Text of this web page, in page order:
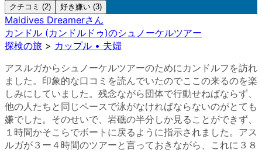
クチコミ (2) 好き嫌い (3)
Maldives Dreamerさん
カンドル (カンドルドゥ)のシュノーケルツアー
探検の旅 > カップル • 夫婦
アスルガからシュノーケルツアーのためにカンドルフを訪れ
ました。印象的な口コミを読んでいたのでここの来るのを楽
しみにしていました。残念ながら団体で行動せねばならず、
他の人たちと同じペースで泳がなければならないのがとても
嫌でした。そのせいで、岩礁の半分しか見ることができず、
１時間かそこらでボートに戻るように指示されました。アス
ルガが３ー４時間のツアーと言っておきながら、これに３８